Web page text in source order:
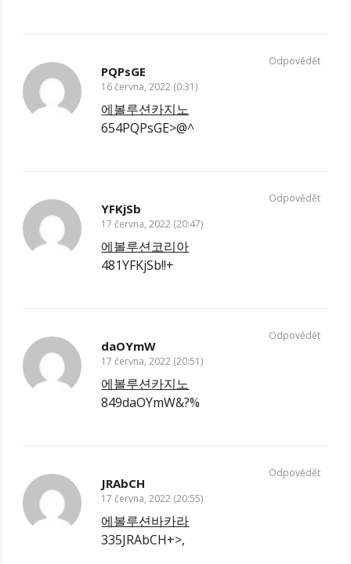
PQPsGE
16 června, 2022 (0:31)
에볼루션카지노
654PQPsGE>@^
Odpovědět
YFKjSb
17 června, 2022 (20:47)
에볼루션코리아
481YFKjSb!!+
Odpovědět
daOYmW
17 června, 2022 (20:51)
에볼루션카지노
849daOYmW&?%
Odpovědět
JRAbCH
17 června, 2022 (20:55)
에볼루션바카라
335JRAbCH+>,
Odpovědět